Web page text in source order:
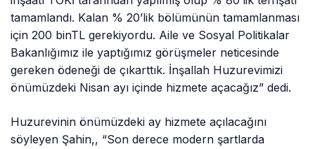
tamamlandı. Kalan % 20’lik bölümünün tamamlanması
için 200 binTL gerekiyordu. Aile ve Sosyal Politikalar
Bakanlığımız ile yaptığımız görüşmeler neticesinde
gereken ödeneği de çıkarttık. İnşallah Huzurevimizi
önümüzdeki Nisan ayı içinde hizmete açacağız” dedi.
Huzurevinin önümüzdeki ay hizmete açılacağını
söyleyen Şahin,, “Son derece modern şartlarda